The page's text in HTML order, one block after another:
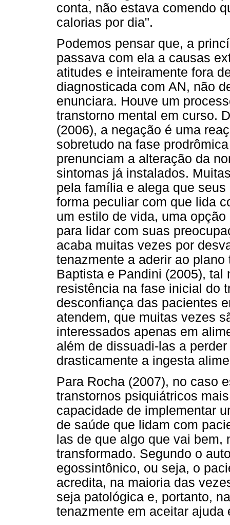
conta, não estava comendo
calorias por dia".
Podemos pensar que, a
passava com ela a causas
atitudes e inteiramente fora
diagnosticada com AN, não
enunciara. Houve um
transtorno mental em curso.
(2006), a negação é uma
sobretudo na fase
prenunciam a alteração da
sintomas já instalados.
pela família e alega que
forma peculiar com que lida
um estilo de vida, uma
para lidar com suas
acaba muitas vezes por
tenazmente a aderir ao
Baptista e Pandini (2005),
resistência na fase inicial do
desconfiança das pacientes
atendem, que muitas vezes
interessados apenas em
além de dissuadi-las a
drasticamente a ingesta
Para Rocha (2007), no caso
transtornos psiquiátricos
capacidade de implementar
de saúde que lidam com
las de que algo que vai
transformado. Segundo o
egossintônico, ou seja, o
acredita, na maioria das
seja patológica e, portanto,
tenazmente em aceitar ajuda